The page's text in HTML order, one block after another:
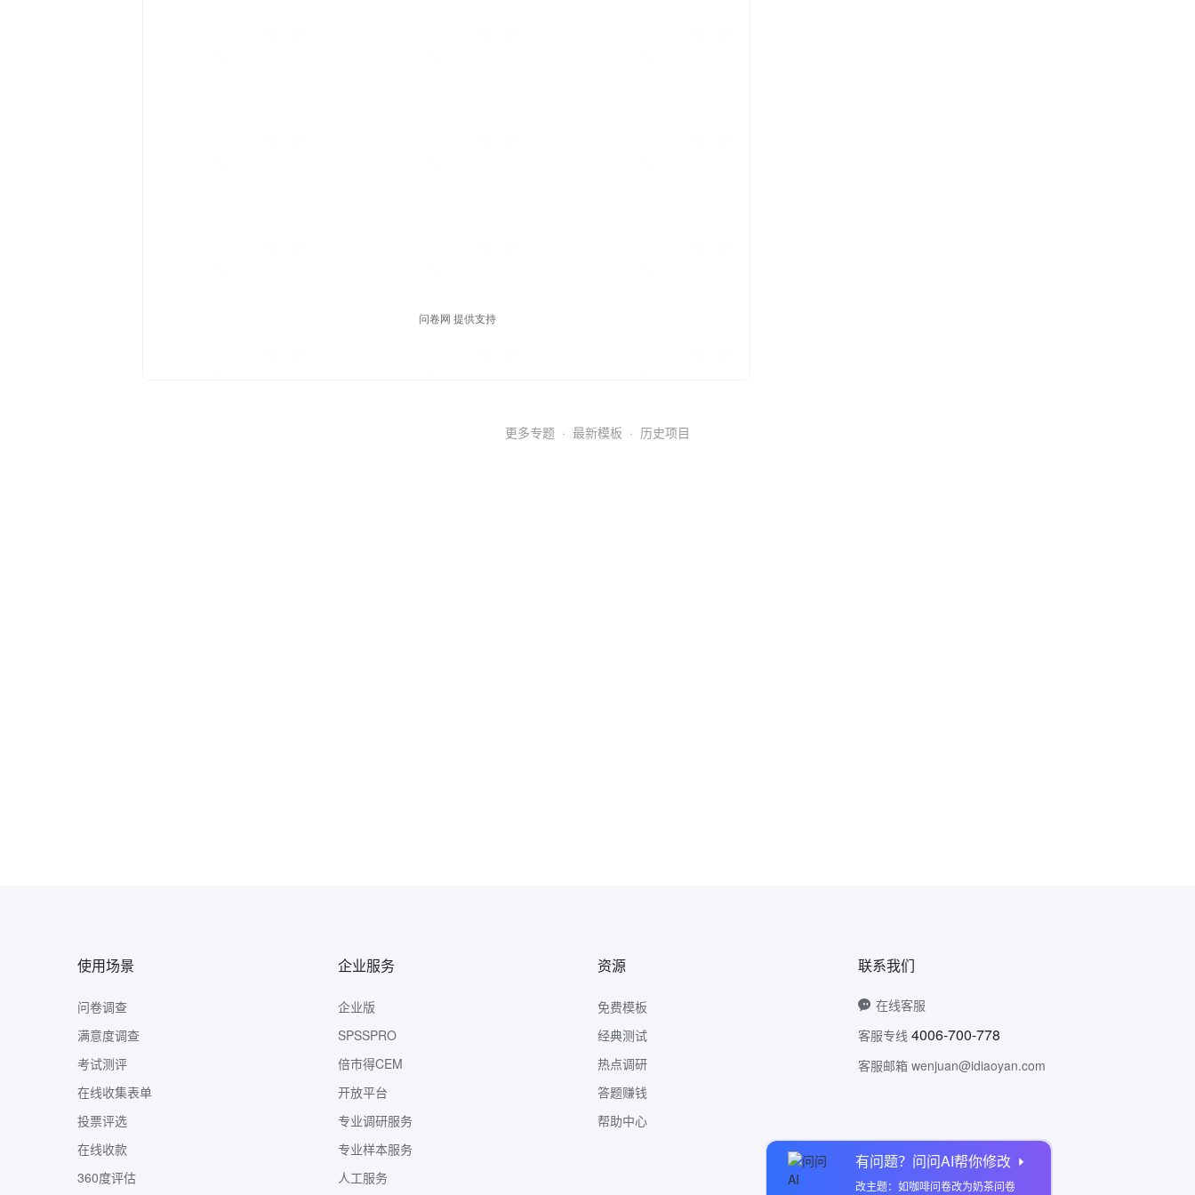
有问题？问问AI帮你修改
改主题：如咖啡问卷改为奶茶问卷
更多专题 · 最新模板 · 历史项目
使用场景
问卷调查
满意度调查
考试测评
在线收集表单
投票评选
在线收款
360度评估
企业服务
企业版
SPSSPRO
倍市得CEM
开放平台
专业调研服务
专业样本服务
人工服务
资源
免费模板
经典测试
热点调研
答题赚钱
帮助中心
联系我们
在线客服
客服专线 4006-700-778
客服邮箱 wenjuan@idiaoyan.com
问卷网公众号